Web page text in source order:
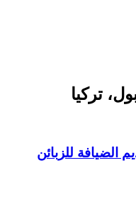
تركيا
للزبائن